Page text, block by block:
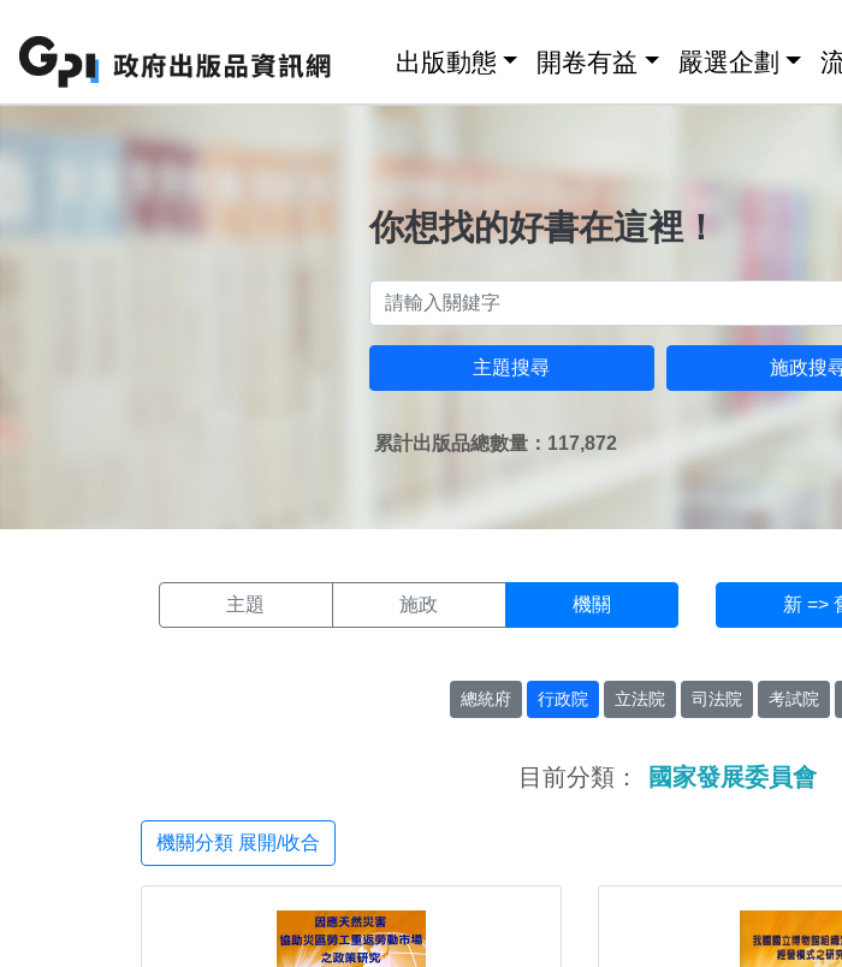
出版動態 開卷有益 嚴選企劃
你想找的好書在這裡！
主題搜尋 施政搜
累計出版品總數量：117,872
主題 施政 機關 新 =>
總統府 行政院 立法院 司法院 考試院
目前分類： 國家發展委員會
機關分類 展開/收合